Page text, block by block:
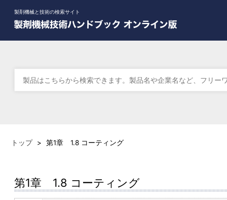
製剤機械と技術の検索サイト
トップ > 第1章 1.8 コーティング
第1章 1.8 コーティング